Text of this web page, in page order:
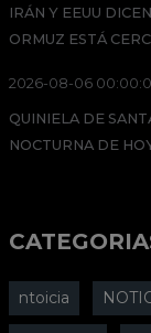
IRÁN Y EEUU
ORMUZ ESTÁ
2026-08-06
QUINIELA DE
NOCTURNA DE
ntoicia